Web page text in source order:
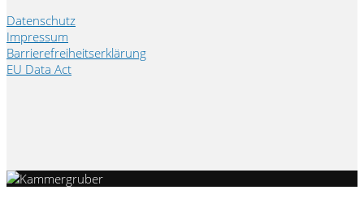
Datenschutz
Impressum
Barrierefreiheitserklärung
EU Data Act